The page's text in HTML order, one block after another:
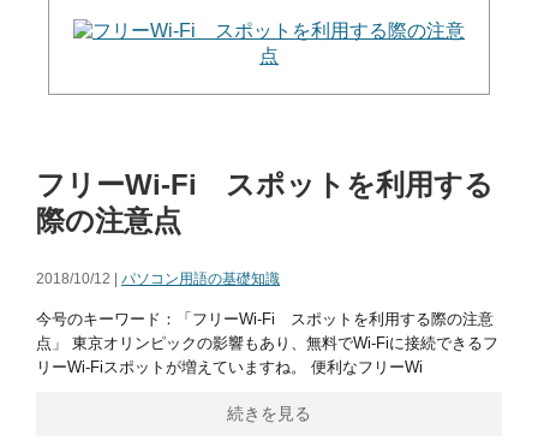
フリーWi-Fi スポットを利用する
際の注意点
2018/10/12 | パソコン用語の基礎知識
今号のキーワード：「フリーWi-Fi スポットを利用する際の注意
点」 東京オリンピックの影響もあり、無料でWi-Fiに接続できるフ
リーWi-Fiスポットが増えていますね。 便利なフリーWi
続きを見る